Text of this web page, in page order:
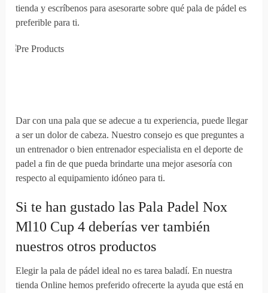
tienda y escríbenos para asesorarte sobre qué pala de pádel es
preferible para ti.
Dar con una pala que se adecue a tu experiencia, puede llegar
a ser un dolor de cabeza. Nuestro consejo es que preguntes a
un entrenador o bien entrenador especialista en el deporte de
padel a fin de que pueda brindarte una mejor asesoría con
respecto al equipamiento idóneo para ti.
Si te han gustado las Pala Padel Nox
Ml10 Cup 4 deberías ver también
nuestros otros productos
Elegir la pala de pádel ideal no es tarea baladí. En nuestra
tienda Online hemos preferido ofrecerte la ayuda que está en